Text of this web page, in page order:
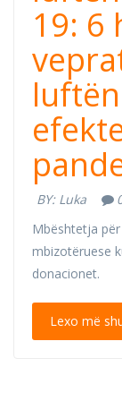
19: 6
BY: Luka
Mbështetja
mbizotëruese
donacionet.
Lexo më